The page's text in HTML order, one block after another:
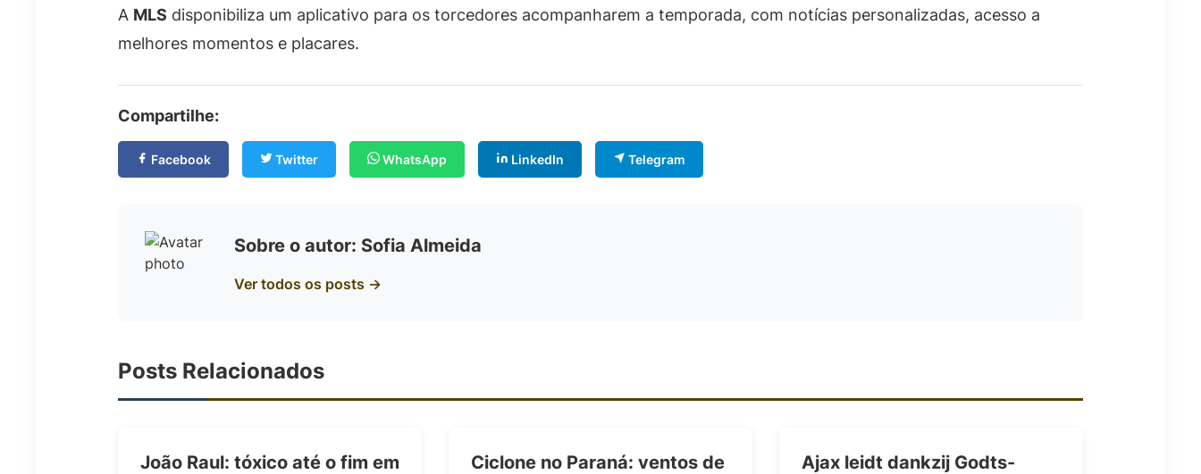
A MLS disponibiliza um aplicativo para os torcedores acompanharem a temporada, com notícias personalizadas, acesso a
melhores momentos e placares.
Compartilhe:
Facebook Twitter WhatsApp LinkedIn Telegram
Sobre o autor: Sofia Almeida
Ver todos os posts →
Posts Relacionados
João Raul: tóxico até o fim em
Ciclone no Paraná: ventos de
Ajax leidt dankzij Godts-